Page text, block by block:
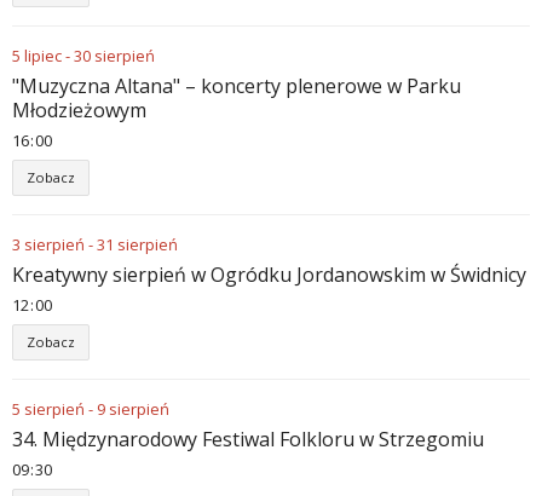
5 lipiec-30 sierpień
"Muzyczna Altana" – koncerty plenerowe w Parku
Młodzieżowym
16:00
Zobacz
3 sierpień -31 sierpień
Kreatywny sierpień w Ogródku Jordanowskim w Świdnicy
12:00
Zobacz
5 sierpień - 9 sierpień
34. Międzynarodowy Festiwal Folkloru w Strzegomiu
09:30